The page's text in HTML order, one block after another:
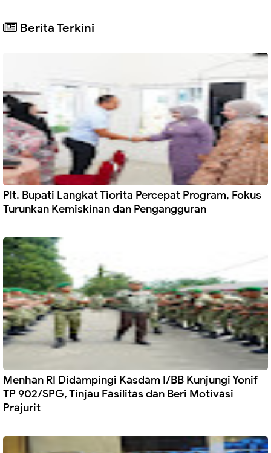
Berita Terkini
Plt. Bupati Langkat Tiorita Percepat Program, Fokus
Turunkan Kemiskinan dan Pengangguran
Menhan RI Didampingi Kasdam I/BB Kunjungi Yonif
TP 902/SPG, Tinjau Fasilitas dan Beri Motivasi
Prajurit